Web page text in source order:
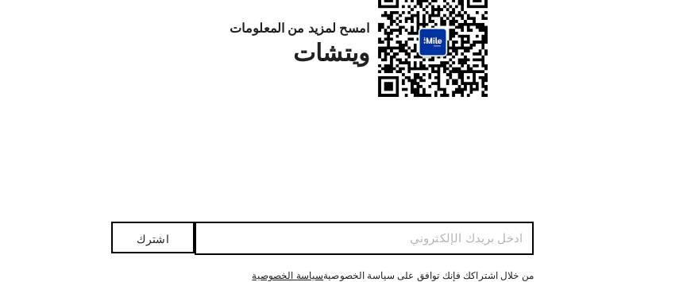
امسح لمزيد من المعلومات
ويتشات
اشترك
من خلال اشتراكك فإنك توافق على سياسة الخصوصيةسياسة الخصوصية